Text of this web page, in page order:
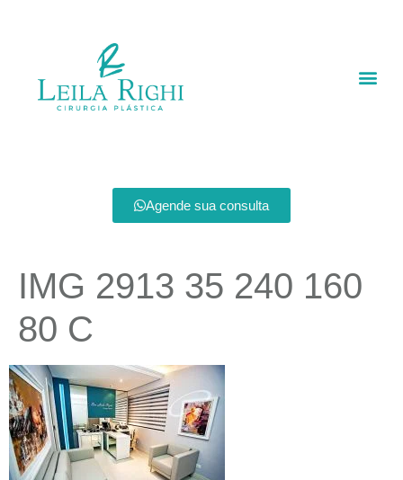
Agende sua consulta
IMG 2913 35 240 160
80 C